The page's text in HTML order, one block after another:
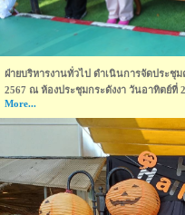
ฝ่ายบริหารงานทั่วไป ดำเนินการจัดประชุ
2567 ณ ห้องประชุมกระดังงา วันอาทิตย์ที่
More...